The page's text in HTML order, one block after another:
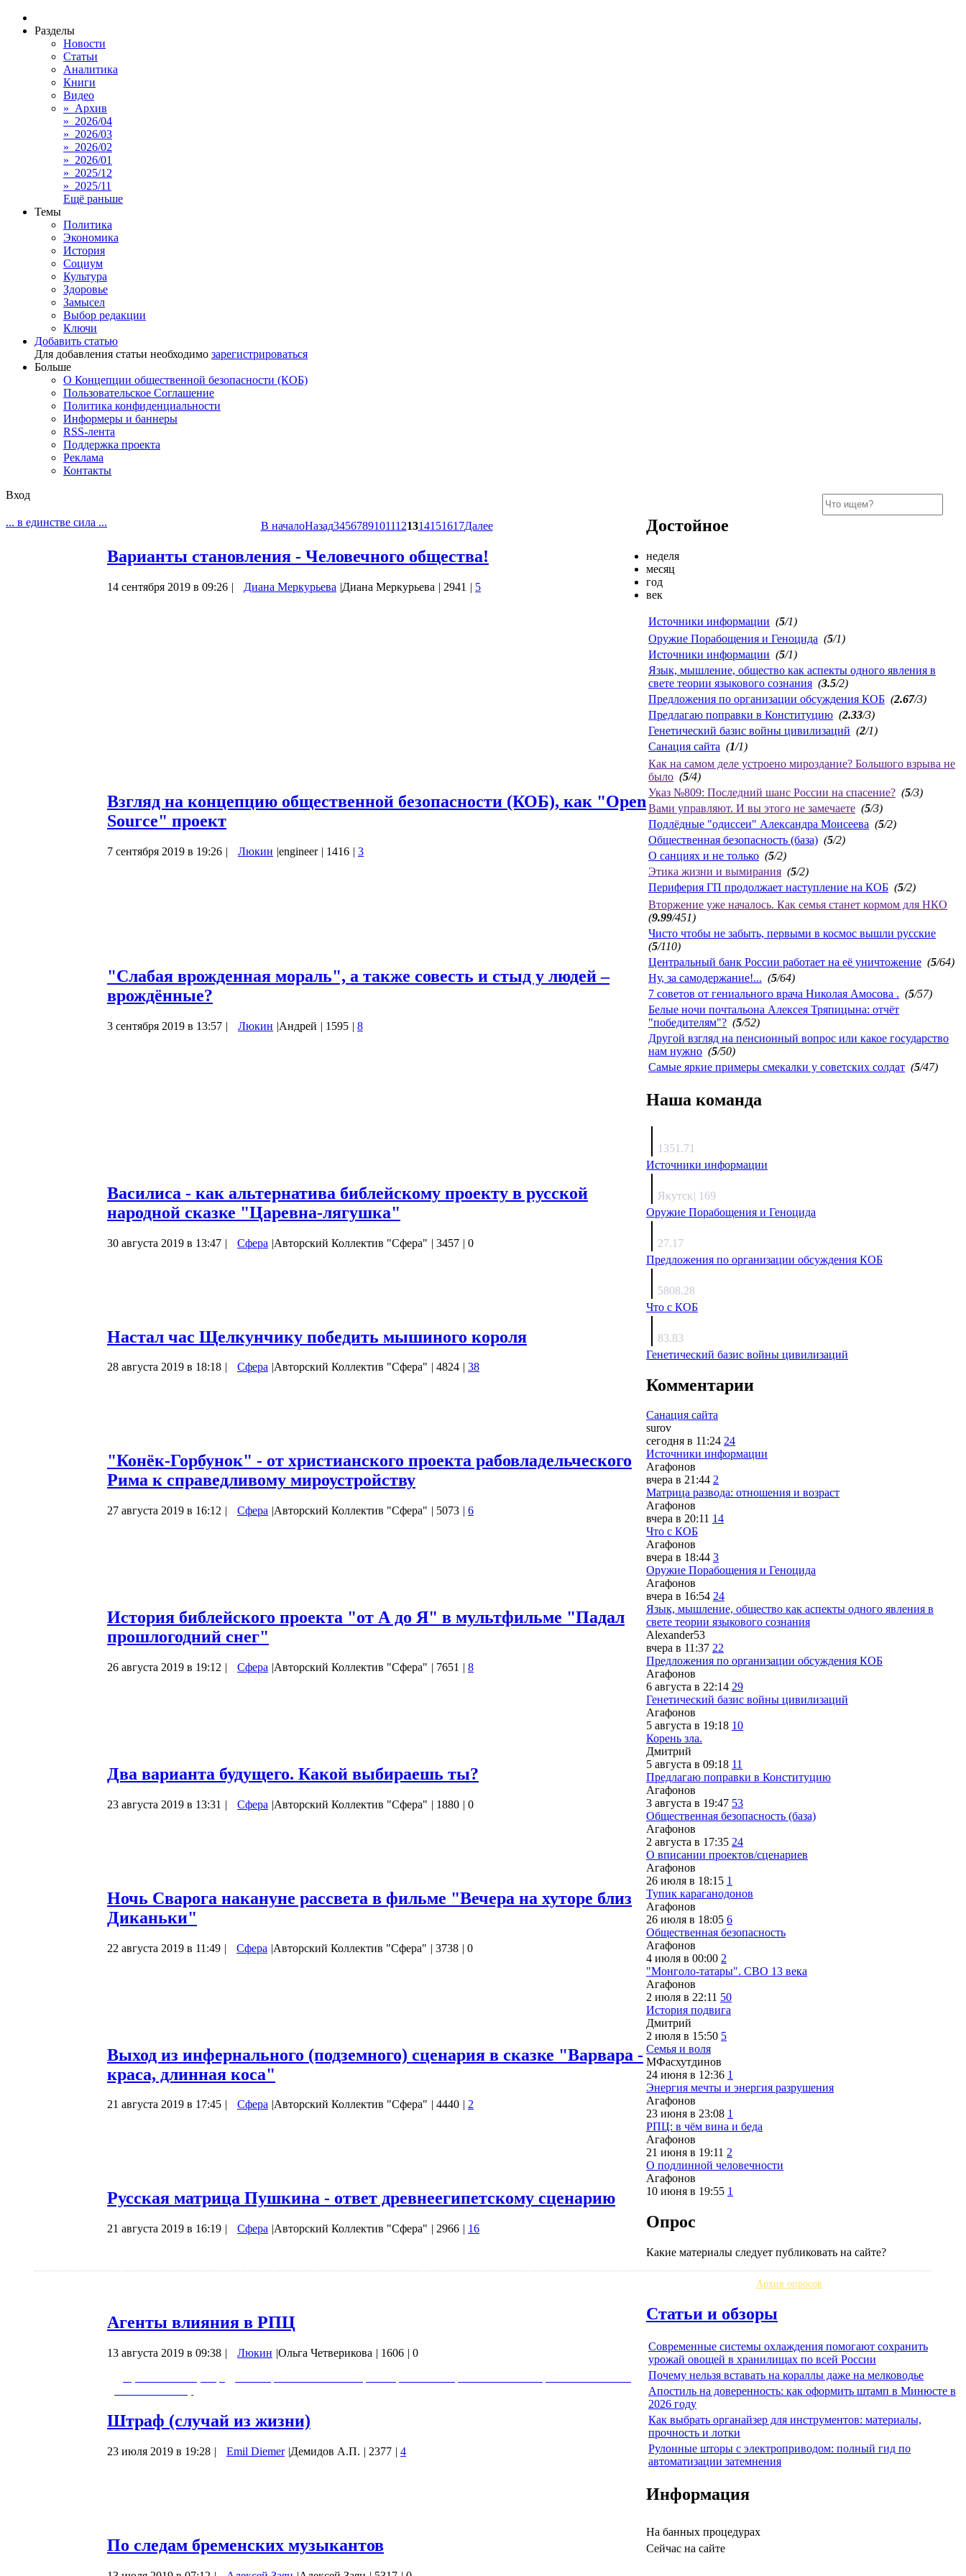
Разделы
Новости
Статьи
Аналитика
Книги
Видео
» Архив
» 2026/04
» 2026/03
» 2026/02
» 2026/01
» 2025/12
» 2025/11
Ещё раньше
Темы
Политика
Экономика
История
Социум
Культура
Здоровье
Замысел
Выбор редакции
Ключи
Добавить статью
Для добавления статьи необходимо зарегистрироваться
Больше
О Концепции общественной безопасности (КОБ)
Пользовательское Соглашение
Политика конфиденциальности
Информеры и баннеры
RSS-лента
Поддержка проекта
Реклама
Контакты
Вход
... в единстве сила ... В началоНазад34567891011121314151617Далее
Варианты становления - Человечного общества!
14 сентября 2019 в 09:26 | Диана Меркурьева |Диана Меркурьева | 2941 | 5
Взгляд на концепцию общественной безопасности (КОБ), как "Open
Source" проект
7 сентября 2019 в 19:26 | Люкин |engineer | 1416 | 3
"Слабая врожденная мораль", а также совесть и стыд у людей –
врождённые?
3 сентября 2019 в 13:57 | Люкин |Андрей | 1595 | 8
Василиса - как альтернатива библейскому проекту в русской
народной сказке "Царевна-лягушка"
30 августа 2019 в 13:47 | Сфера |Авторский Коллектив "Сфера" | 3457 | 0
Настал час Щелкунчику победить мышиного короля
28 августа 2019 в 18:18 | Сфера |Авторский Коллектив "Сфера" | 4824 | 38
"Конёк-Горбунок" - от христианского проекта рабовладельческого
Рима к справедливому мироустройству
27 августа 2019 в 16:12 | Сфера |Авторский Коллектив "Сфера" | 5073 | 6
История библейского проекта "от А до Я" в мультфильме "Падал
прошлогодний снег"
26 августа 2019 в 19:12 | Сфера |Авторский Коллектив "Сфера" | 7651 | 8
Два варианта будущего. Какой выбираешь ты?
23 августа 2019 в 13:31 | Сфера |Авторский Коллектив "Сфера" | 1880 | 0
Ночь Сварога накануне рассвета в фильме "Вечера на хуторе близ
Диканьки"
22 августа 2019 в 11:49 | Сфера |Авторский Коллектив "Сфера" | 3738 | 0
Выход из инфернального (подземного) сценария в сказке "Варвара -
краса, длинная коса"
21 августа 2019 в 17:45 Сфера Авторский Коллектив "Сфера" 4440
2
Русская матрица Пушкина - ответ древнеегипетскому сценарию
21 августа 2019 в 16:19 | Сфера |Авторский Коллектив "Сфера" | 2966 | 16
Агенты влияния в РПЦ
13 августа 2019 в 09:38 | Люкин |Ольга Четверикова | 1606 | 0
Штраф (случай из жизни)
23 июля 2019 в 19:28 | Emil Diemer |Демидов А.П. | 2377 | 4
По следам бременских музыкантов
Достойное
неделя
месяц
год
век
Источники информации (5/1)
Оружие Порабощения и Геноцида (5/1)
Источники информации (5/1)
Язык, мышление, общество как аспекты одного явления в
свете теории языкового сознания (3.5/2)
Предложения по организации обсуждения КОБ (2.67/3)
Предлагаю поправки в Конституцию (2.33/3)
Генетический базис войны цивилизаций (2/1)
Санация сайта (1/1)
Как на самом деле устроено мироздание? Большого взрыва не
было (5/4)
Указ №809: Последний шанс России на спасение? (5/3)
Вами управляют. И вы этого не замечаете (5/3)
Подлёдные "одиссеи" Александра Моисеева (5/2)
Общественная безопасность (база) (5/2)
О санциях и не только (5/2)
Этика жизни и вымирания (5/2)
Периферия ГП продолжает наступление на КОБ (5/2)
Вторжение уже началось. Как семья станет кормом для НКО
(9.99/451)
Чисто чтобы не забыть, первыми в космос вышли русские
(5/110)
Центральный банк России работает на её уничтожение (5/64)
Ну, за самодержание!... (5/64)
7 советов от гениального врача Николая Амосова . (5/57)
Белые ночи почтальона Алексея Тряпицына: отчёт
"победителям"? (5/52)
Другой взгляд на пенсионный вопрос или какое государство
нам нужно (5/50)
Самые яркие примеры смекалки у советских солдат (5/47)
Наша команда
1351.71
Источники информации
Якутск| 169
Оружие Порабощения и Геноцида
27.17
Предложения по организации обсуждения КОБ
5808.28
Что с КОБ
83.83
Генетический базис войны цивилизаций
Комментарии
Санация сайта
surov
сегодня в 11:24 24
Источники информации
Агафонов
вчера в 21:44 2
Матрица развода: отношения и возраст
Агафонов
вчера в 20:11 14
Что с КОБ
Агафонов
вчера в 18:44 3
Оружие Порабощения и Геноцида
Агафонов
вчера в 16:54 24
Язык, мышление, общество как аспекты одного явления в
свете теории языкового сознания
Alexander53
вчера в 11:37 22
Предложения по организации обсуждения КОБ
Агафонов
6 августа в 22:14 29
Генетический базис войны цивилизаций
Агафонов
5 августа в 19:18 10
Корень зла.
Дмитрий
5 августа в 09:18 11
Предлагаю поправки в Конституцию
Агафонов
3 августа в 19:47 53
Общественная безопасность (база)
Агафонов
2 августа в 17:35 24
О вписании проектов/сценариев
Агафонов
26 июля в 18:15 1
Тупик караганодонов
Агафонов
26 июля в 18:05 6
Общественная безопасность
Агафонов
4 июля в 00:00 2
"Монголо-татары". СВО 13 века
Агафонов
2 июля в 22:11 50
История подвига
Дмитрий
2 июля в 15:50 5
Семья и воля
МФасхутдинов
24 июня в 12:36 1
Энергия мечты и энергия разрушения
Агафонов
23 июня в 23:08 1
РПЦ: в чём вина и беда
Агафонов
21 июня в 19:11 2
О подлинной человечности
Агафонов
10 июня в 19:55 1
Опрос
Какие материалы следует публиковать на сайте?
Архив опросов
Статьи и обзоры
Современные системы охлаждения помогают сохранить
урожай овощей в хранилищах по всей России
Почему нельзя вставать на кораллы даже на мелководье
Апостиль на доверенность: как оформить штамп в Минюсте в
2026 году
Как выбрать органайзер для инструментов: материалы,
прочность и лотки
Рулонные шторы с электроприводом: полный гид по
автоматизации затемнения
Информация
На банных процедурах
Сейчас на сайте